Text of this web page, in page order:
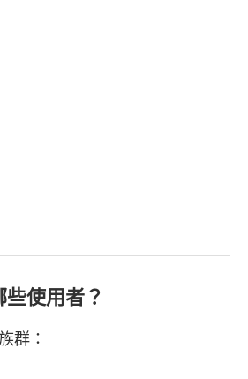
使用者？
群：